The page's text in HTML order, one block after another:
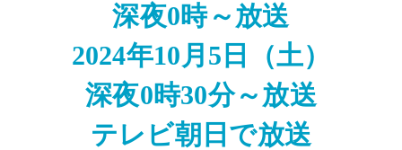
深夜0時～放送
2024年10月5日（土）
深夜0時30分～放送
テレビ朝日で放送